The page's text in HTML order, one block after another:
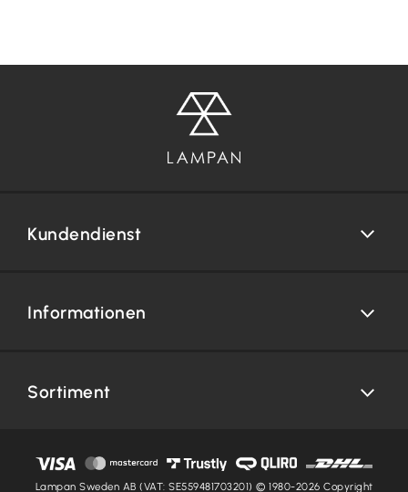
Kundendienst
Informationen
Sortiment
Lampan Sweden AB (VAT: SE559481703201) © 1980-2026 Copyright